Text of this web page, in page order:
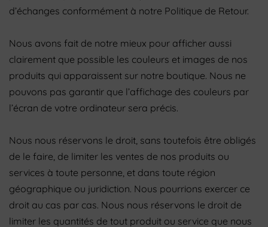
d’échanges conformément à notre Politique de Retour.
Nous avons fait de notre mieux pour afficher aussi
clairement que possible les couleurs et images de nos
produits qui apparaissent sur notre boutique. Nous ne
pouvons pas garantir que l’affichage des couleurs par
l’écran de votre ordinateur sera précis.
Nous nous réservons le droit, sans toutefois être obligés
de le faire, de limiter les ventes de nos produits ou
services à toute personne, et dans toute région
géographique ou juridiction. Nous pourrions exercer ce
droit au cas par cas. Nous nous réservons le droit de
limiter les quantités de tout produit ou service que nous